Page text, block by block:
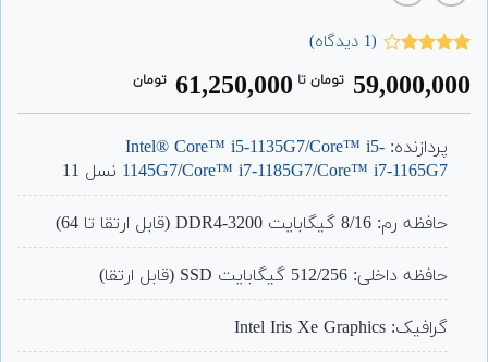
4.00
از 5
مشتری
(
1 دیدگاه)
59,000,000 تومان ‌ تا ‌ 61,250,000 تومان
پردازنده: Intel® Core™ i5-1135G7/Core™ i5-
1145G7/Core™ i7-1185G7/Core™ i7-1165G7 نسل 11
حافظه رم: 8/16 گیگابایت DDR4-3200 (قابل ارتقا تا 64)
حافظه داخلی: 512/256 گیگابایت SSD (قابل ارتقا)
گرافیک: Intel Iris Xe Graphics